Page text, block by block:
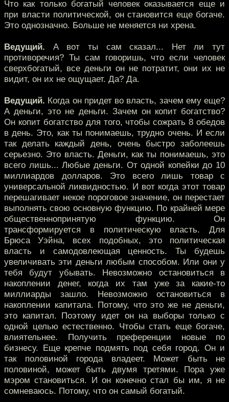
Что как только богатый человек оказывается еще и
при власти политической, он становится еще богаче.
Это однозначно. Больше не меняется ни хрена.
Ведущий. А вот ты сам сказал... Нет ли тут
противоречия? Ты сам говоришь, что если человек
сверхбогатый, все деньги он не потратит, они их не
видит, он их не ощущает. Да? Да.
Ведущий. Когда он придет во власть, зачем ему еще?
А деньги, это не деньги. Зачем он копит богатство?
Он копит богатство для того, чтобы сожрать 8 обедов
в день. Это, как ты понимаешь, трудно очень. И если
так делать каждый день, очень быстро заболеешь
серьезно. Это власть. Деньги, как ты понимаешь, это
всего лишь... Любые деньги. От одной копейки до 10
миллиардов долларов. Это всего лишь товар с
универсальной ликвидностью. И вот когда этот товар
перешагивает некое пороговое значение, он перестает
выполнять свою основную функцию. По крайней мере
общественнопринятую функцию. Он
трансформируется в политическую власть. Для
Брюса Уэйна, всех подобных, это политическая
власть и самодовлеющая ценность. Ты будешь
увеличивать эти деньги любым способом. Или они у
тебя будут убывать. Невозможно остановиться в
накоплении денег, когда их там уже за какие-то
миллиарды зашло. Невозможно остановиться в
накоплении капитала. Потому, что это же не деньги,
это капитал. Поэтому идет он на выборы только с
одной целью естественно. Чтобы стать еще богаче,
влиятельнее. Получить преференции новые по
бизнесу. Еще крепче подмять под себя город. Он и
так половиной города владеет. Может быть не
половиной, может быть двумя третями. Пора уже
мэром становиться. И он конечно стал бы им, я не
сомневаюсь. Потому, что он самый богатый.